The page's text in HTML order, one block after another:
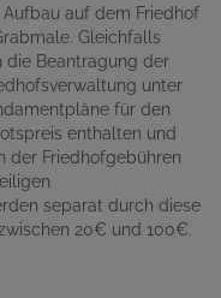
auf dem Friedhof
Gleichfalls
Beantragung der
unter
für den
enthalten und
der Friedhofgebühren
separat durch diese
20€ und 100€.